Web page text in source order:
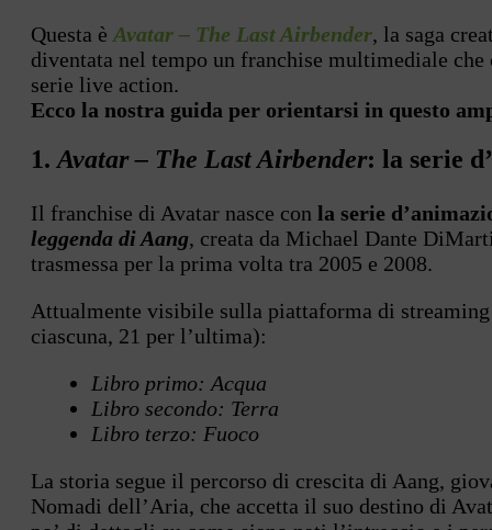
Questa è Avatar – The Last Airbender, la saga
diventata nel tempo un franchise multimediale
serie live action.
Ecco la nostra guida per orientarsi in questo
1. Avatar – The Last Airbender: la serie
Il franchise di Avatar nasce con la serie
leggenda di Aang, creata da Michael Dante
trasmessa per la prima volta tra 2005 e 2008.
Attualmente visibile sulla piattaforma di
ciascuna, 21 per l’ultima):
Libro primo: Acqua
Libro secondo: Terra
Libro terzo: Fuoco
La storia segue il percorso di crescita di Aang,
Nomadi dell’Aria, che accetta il suo destino di